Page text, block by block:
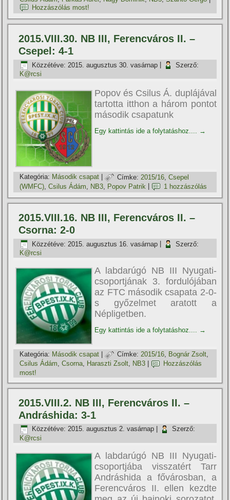
Hozzászólás most!
2015.VIII.30. NB III, Ferencváros II. –
Csepel: 4-1
Közzétéve: 2015. augusztus 30. vasárnap
Szerző:
K@rcsi
Popov és Csilus Á. duplájával
tartotta itthon a három pontot
második csapatunk
Egy kattintás ide a folytatáshoz.... →
Kategória: Második csapat | Címke: 2015/16 ,Csepel
(WMFC) ,Csilus Ádám NB3 Popov Patrik 1 hozzászólás
2015.VIII.16. NB III, Ferencváros II. –
Csorna: 2-0
Közzétéve: 2015. augusztus 16. vasárnap
Szerző:
K@rcsi
A labdarúgó NB III Nyugati-
csoportjának 3. fordulójában
az FTC második csapata 2-0-
s győzelmet aratott a
Népligetben.
Egy kattintás ide a folytatáshoz.... →
Kategória: Második csapat | Címke: 2015/16, Bognár Zsolt,
Csilus Ádám,Csorna, Haraszti Zsolt, NB3
Hozzászólás
most!
2015.VIII.2. NB III, Ferencváros II. –
Andráshida: 3-1
Közzétéve: 2015. augusztus 2. vasárnap
Szerző:
K@rcsi
A labdarúgó NB III Nyugati-
csoportjába visszatért Tarr
Andráshida a fővárosban, a
Ferencváros II. ellen kezdte